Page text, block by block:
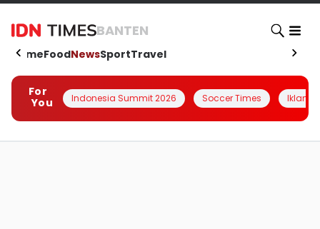
BANTEN
HomeFoodNewsSportTravel
For
You
Indonesia Summit 2026 Soccer Times Iklanin